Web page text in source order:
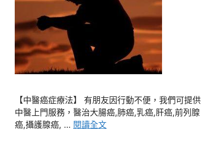
【中醫癌症療法】 有朋友因行動不便，我們可提供
中醫上門服務，醫治大腸癌,肺癌,乳癌,肝癌,前列腺
癌,攝護腺癌, … 閱讀全文